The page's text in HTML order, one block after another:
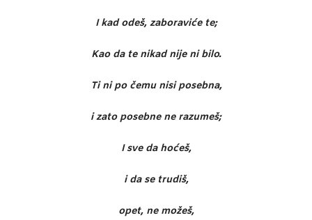
I kad odeš, zaboraviće te;
Kao da te nikad nije ni bilo.
Ti ni po čemu nisi posebna,
i zato posebne ne razumeš;
I sve da hoćeš,
i da se trudiš,
opet, ne možeš,